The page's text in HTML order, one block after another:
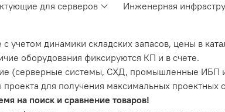
для серверов Инженерная
динамики складских запасов, цены в
оборудования фиксируются КП и в счете.
(серверные системы, СХД, промышленные ИБП
для получения максимальных проектных
на поиск и сравнение товаров!